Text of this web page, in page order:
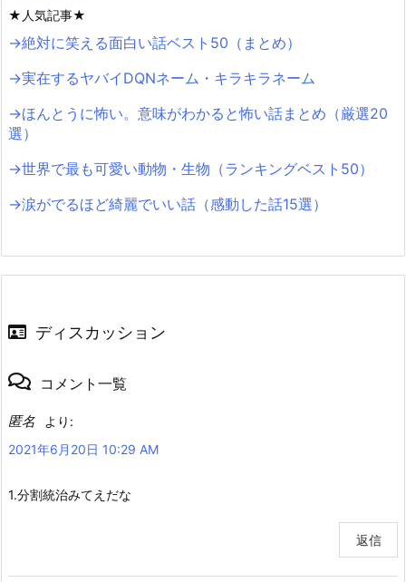
★人気記事★
→絶対に笑える面白い話ベスト50（まとめ）
→実在するヤバイDQNネーム・キラキラネーム
→ほんとうに怖い。意味がわかると怖い話まとめ（厳選20
選）
→世界で最も可愛い動物・生物（ランキングベスト50）
→涙がでるほど綺麗でいい話（感動した話15選）
ディスカッション
コメント一覧
匿名
より:
2021年6月20日 10:29 AM
1.分割統治みてえだな
返信